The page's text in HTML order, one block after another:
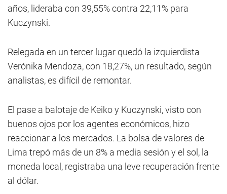
años, lideraba con 39,55% contra 22,11% para
Kuczynski.
Relegada en un tercer lugar quedó la izquierdista
Verónika Mendoza, con 18,27%, un resultado, según
analistas, es difícil de remontar.
El pase a balotaje de Keiko y Kuczynski, visto con
buenos ojos por los agentes económicos, hizo
reaccionar a los mercados. La bolsa de valores de
Lima trepó más de un 8% a media sesión y el sol, la
moneda local, registraba una leve recuperación frente
al dólar.